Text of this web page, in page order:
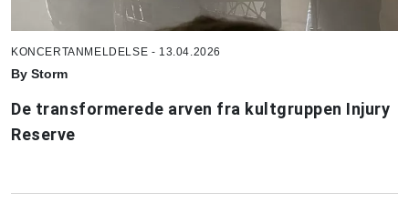
KONCERTANMELDELSE - 13.04.2026
By Storm
De transformerede arven fra kultgruppen Injury
Reserve